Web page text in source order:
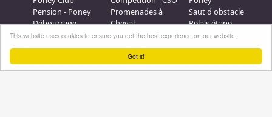
Got it!
This website uses cookies to ensure you get the best experience on our website.
Pension - Poney
Débourrage
Elevage
Promenades à
Cheval
Galops - Equitation
Saut d obstacle
Relais étape
Plus d'infos
Professionnel équestre, Inscrivez-vous !